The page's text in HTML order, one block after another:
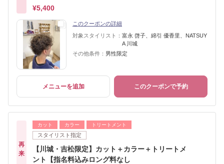
¥5,400
このクーポンの詳細
対象スタイリスト： 富永 啓子、綿引 優香里、NATSUY
A 川城
その他条件： 男性限定
メニューを追加 このクーポンで予約
再
来
カット カラー トリートメント
スタイリスト指定
【川城・吉松限定】カット＋カラー＋トリートメ
ント【指名料込みロング料なし